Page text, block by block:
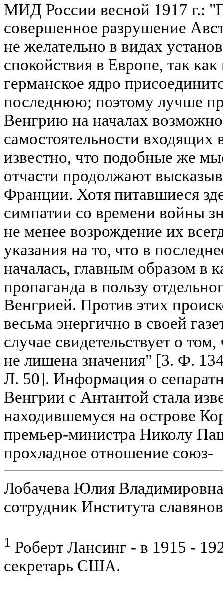
МИД России весной 1917 г.:
совершенное разрушение
не желательно в видах
спокойствия в Европе, так
германское ядро
последнюю; поэтому лучше
Венгрию на началах
самостоятельности входящих
известно, что подобные же
отчасти продолжают
Франции. Хотя питавшиеся
симпатии со времени войны
не менее возрождение их
указания на то, что в
началась, главным образом в
пропаганда в пользу
Венгрией. Против этих
весьма энергично в своей
случае свидетельствует о
не лишена значения" [3. Ф.
Л. 50]. Информация о
Венгрии с Антантой стала
находившемуся на острове
премьер-министра Николу
прохладное отношение союз-
Лобачева Юлия
сотрудник Института
1 Роберт Лансинг - в 1915 -
секретарь США.